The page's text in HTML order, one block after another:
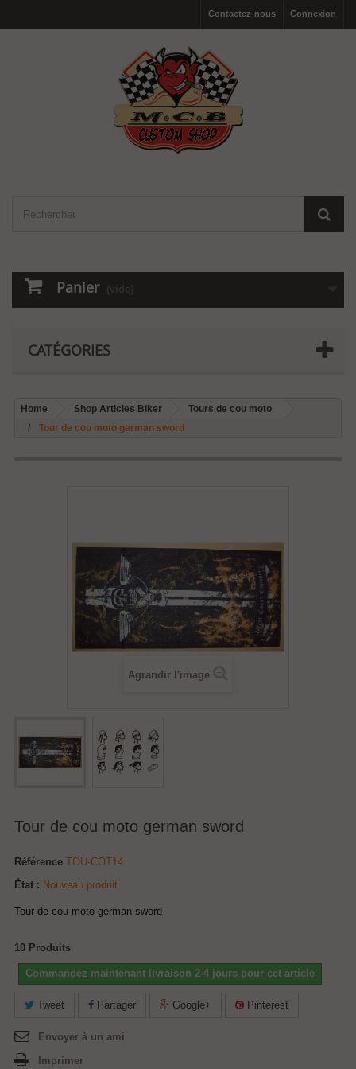
Connexion
Contactez-nous
Panier (vide)
CATÉGORIES
Home Shop Articles Biker
Tours de cou moto
Tour de cou moto german sword
Agrandir l'image
Tour de cou moto german sword
Référence TOU-COT14
État : Nouveau produit
Tour de cou moto german sword
10 Produits
Commandez maintenant livraison 2-4 jours pour cet article
Tweet Partager Google+ Pinterest
Envoyer à un ami
Imprimer